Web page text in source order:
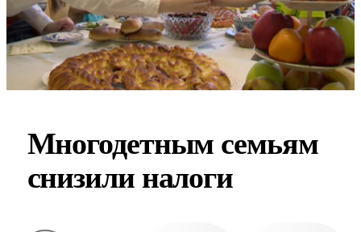
Многодетным семьям
снизили налоги